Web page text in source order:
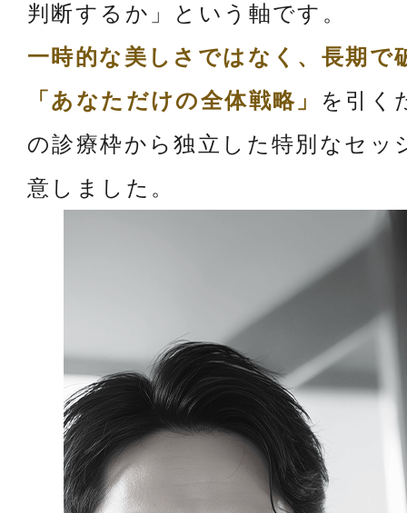
判断するか」という軸です。
一時的な美しさではなく、長期で
「あなただけの全体戦略」 を引く
の診療枠から独立した特別なセッ
意しました。